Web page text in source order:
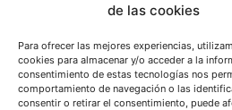
de las cookies
Para ofrecer las mejores experiencias,
cookies para almacenar y/o acceder a la
consentimiento de estas tecnologías nos
comportamiento de navegación o las
consentir o retirar el consentimiento, puede
AVISO LEGAL
POLÍTICA DE
POLÍTICA DE